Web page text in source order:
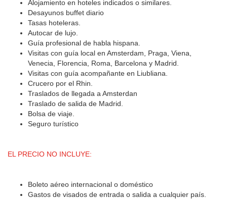
Alojamiento en hoteles indicados o similares.
Desayunos buffet diario
Tasas hoteleras.
Autocar de lujo.
Guía profesional de habla hispana.
Visitas con guía local en Amsterdam, Praga, Viena,
Venecia, Florencia, Roma, Barcelona y Madrid.
Visitas con guía acompañante en Liubliana.
Crucero por el Rhin.
Traslados de llegada a Amsterdan
Traslado de salida de Madrid.
Bolsa de viaje.
Seguro turístico
EL PRECIO NO INCLUYE:
Boleto aéreo internacional o doméstico
Gastos de visados de entrada o salida a cualquier país.